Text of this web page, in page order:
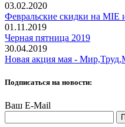
03.02.2020
Февральские скидки на MIE
01.11.2019
Черная пятница 2019
30.04.2019
Новая акция мая -
Подписаться на новости:
Ваш E-Mail